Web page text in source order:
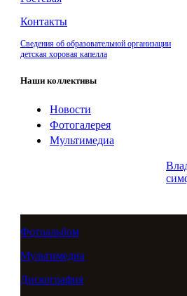
Контакты
Сведения об образовательной организации
детская хоровая капелла
Наши коллективы
Новости
Фотогалерея
Мультимедиа
Фотоальбом
Мультимедиа
Дискография